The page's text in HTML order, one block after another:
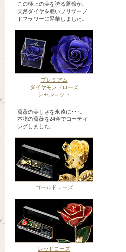
この極上の美を誇る薔薇が、
天然ダイヤを纏いブリザーブ
ドフラワーに昇華しました。
プレミアム
ダイヤモンドローズ
シャルロット
薔薇の美しさを永遠に･･･。
本物の薔薇を24金でコーティ
ングしました。
ゴールドローズ
レッドローズ